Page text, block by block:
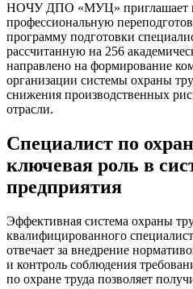
НОЧУ ДПО «МУЦ» приглашает
профессиональную
программу подготовки
рассчитанную на 256
направлено на формирование
организации системы охраны
снижения производственных
отрасли.
Специалист по
ключевая роль в
предприятия
Эффективная система охраны
квалифицированного
отвечает за внедрение
и контроль соблюдения
по охране труда позволяет